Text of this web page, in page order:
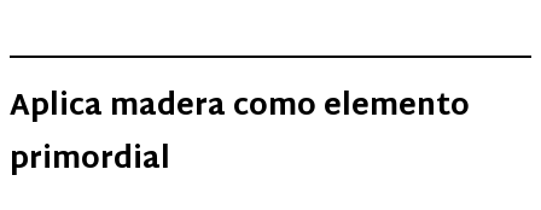
Aplica madera como elemento
primordial